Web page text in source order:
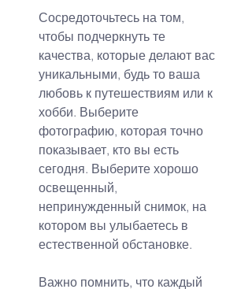
Сосредоточьтесь на том,
чтобы подчеркнуть те
качества, которые делают вас
уникальными, будь то ваша
любовь к путешествиям или к
хобби. Выберите
фотографию, которая точно
показывает, кто вы есть
сегодня. Выберите хорошо
освещенный,
непринужденный снимок, на
котором вы улыбаетесь в
естественной обстановке.
Важно помнить, что каждый